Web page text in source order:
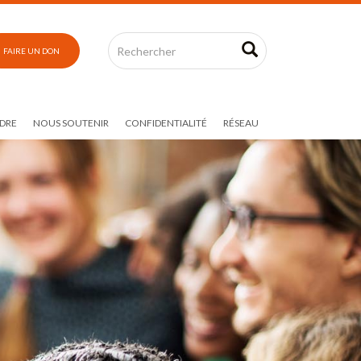
FAIRE UN DON
NOUS SOUTENIR CONFIDENTIALITÉ RÉSEAU